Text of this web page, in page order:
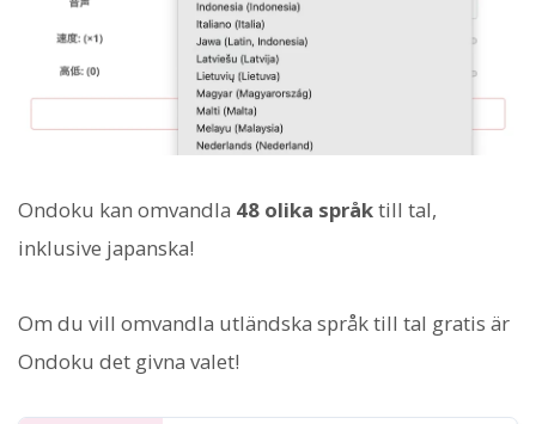
Ondoku kan omvandla 48 olika språktill tal,
inklusive japanska!
Om du vill omvandla utländska språk till tal gratis är
Ondoku det givna valet!